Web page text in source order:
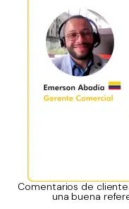
Comentarios de
una buena